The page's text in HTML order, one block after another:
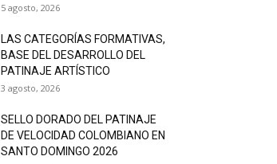
5 agosto, 2026
LAS CATEGORÍAS FORMATIVAS,
BASE DEL DESARROLLO DEL
PATINAJE ARTÍSTICO
3 agosto, 2026
SELLO DORADO DEL PATINAJE
DE VELOCIDAD COLOMBIANO EN
SANTO DOMINGO 2026